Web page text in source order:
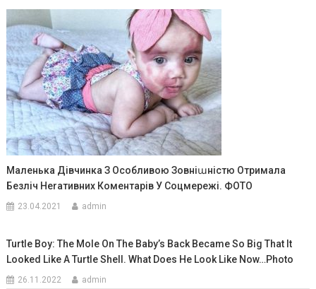
Маленька Дівчинка З Особливою Зовніաністю Отримала
Безліч Неrативних Коментарів У Соцмережі. ФОТО
23.04.2021 admin
Turtle Boy: The Mole On The Baby’s Back Became So Big That It
Looked Like A Turtle Shell. What Does He Look Like Now…Photo
26.11.2022 admin